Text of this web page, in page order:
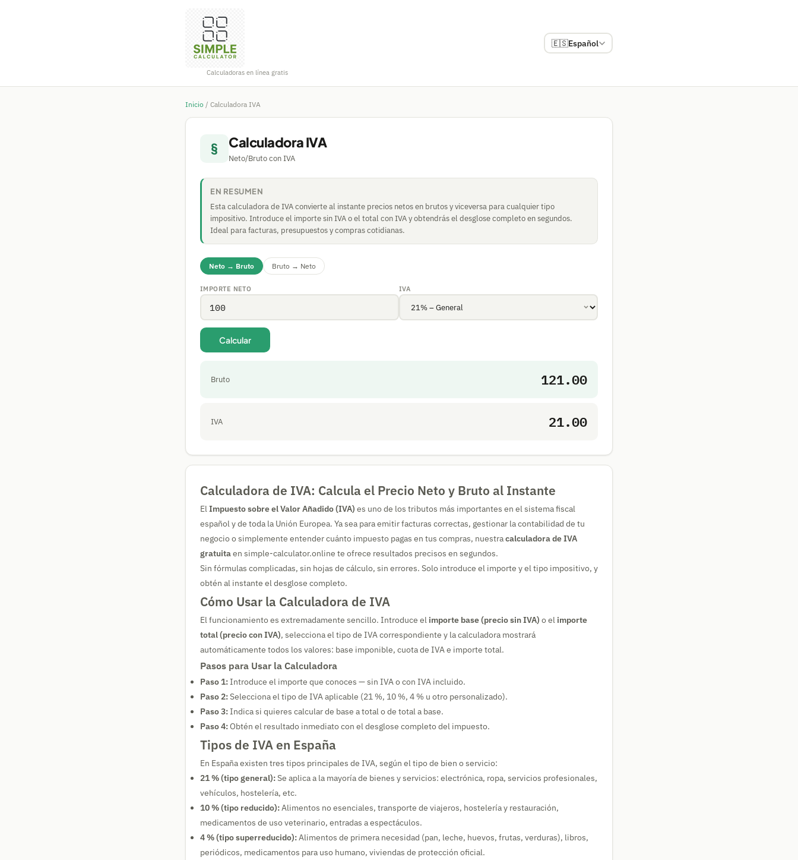
Calculadoras en línea gratis
🇪🇸Español
Inicio / Calculadora IVA
§ Calculadora IVA
Neto/Bruto con IVA
EN RESUMEN
Esta calculadora de IVA convierte al instante precios netos en brutos y viceversa para cualquier tipo
impositivo. Introduce el importe sin IVA o el total con IVA y obtendrás el desglose completo en segundos.
Ideal para facturas, presupuestos y compras cotidianas.
Neto → Bruto Bruto → Neto
IMPORTE NETO IVA
Calcular
Bruto 121.00
IVA 21.00
Calculadora de IVA: Calcula el Precio Neto y Bruto al Instante
ElImpuesto sobre el Valor Añadido (IVA) es uno de los tributos más importantes en el sistema fiscal
español y de toda la Unión Europea. Ya sea para emitir facturas correctas, gestionar la contabilidad de tu
negocio o simplemente entender cuánto impuesto pagas en tus compras, nuestracalculadora de IVA
gratuitaen simple-calculator.online te ofrece resultados precisos en segundos.
Sin fórmulas complicadas, sin hojas de cálculo, sin errores. Solo introduce el importe y el tipo impositivo, y
obtén al instante el desglose completo.
Cómo Usar la Calculadora de IVA
El funcionamiento es extremadamente sencillo. Introduce el importe base (precio sin IVA) o el importe
total (precio con IVA), selecciona el tipo de IVA correspondiente y la calculadora mostrará
automáticamente todos los valores: base imponible, cuota de IVA e importe total.
Pasos para Usar la Calculadora
Paso 1:Introduce el importe que conoces — sin IVA o con IVA incluido.
Paso 2:Selecciona el tipo de IVA aplicable (21 %, 10 %, 4 % u otro personalizado).
Paso 3:Indica si quieres calcular de base a total o de total a base.
Paso 4:Obtén el resultado inmediato con el desglose completo del impuesto.
Tipos de IVA en España
En España existen tres tipos principales de IVA, según el tipo de bien o servicio:
21 % (tipo general):Se aplica a la mayoría de bienes y servicios: electrónica, ropa, servicios profesionales,
vehículos, hostelería, etc.
10 % (tipo reducido):Alimentos no esenciales, transporte de viajeros, hostelería y restauración,
medicamentos de uso veterinario, entradas a espectáculos.
4 % (tipo superreducido):Alimentos de primera necesidad (pan, leche, huevos, frutas, verduras), libros,
periódicos, medicamentos para uso humano, viviendas de protección oficial.